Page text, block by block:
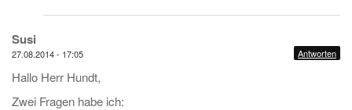
Susi
27.08.2014 - 17:05 Antworten
Hallo Herr Hundt,
Zwei Fragen habe ich: